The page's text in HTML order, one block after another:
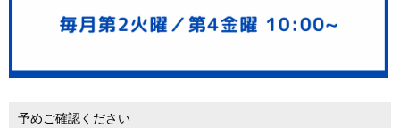
予めご確認ください